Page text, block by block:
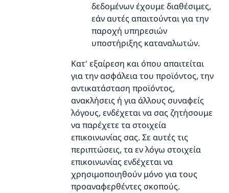
δεδομένων έχουμε διαθέσιμες,
εάν αυτές απαιτούνται για την
παροχή υπηρεσιών
υποστήριξης καταναλωτών.
Κατ' εξαίρεση και όπου απαιτείται
για την ασφάλεια του προϊόντος, την
αντικατάσταση προϊόντος,
ανακλήσεις ή για άλλους συναφείς
λόγους, ενδέχεται να σας ζητήσουμε
ναπαρέχετε τα στοιχεία
επικοινωνίας σας. Σε αυτές τις
περιπτώσεις, τα εν λόγω στοιχεία
επικοινωνίας ενδέχεται να
χρησιμοποιηθούν μόνο για τους
προαναφερθέντες σκοπούς.